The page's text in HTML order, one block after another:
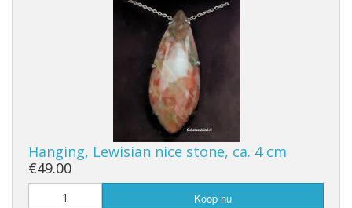
Hanging, Lewisian nice stone, ca. 4 cm
€49.00
Koop nu